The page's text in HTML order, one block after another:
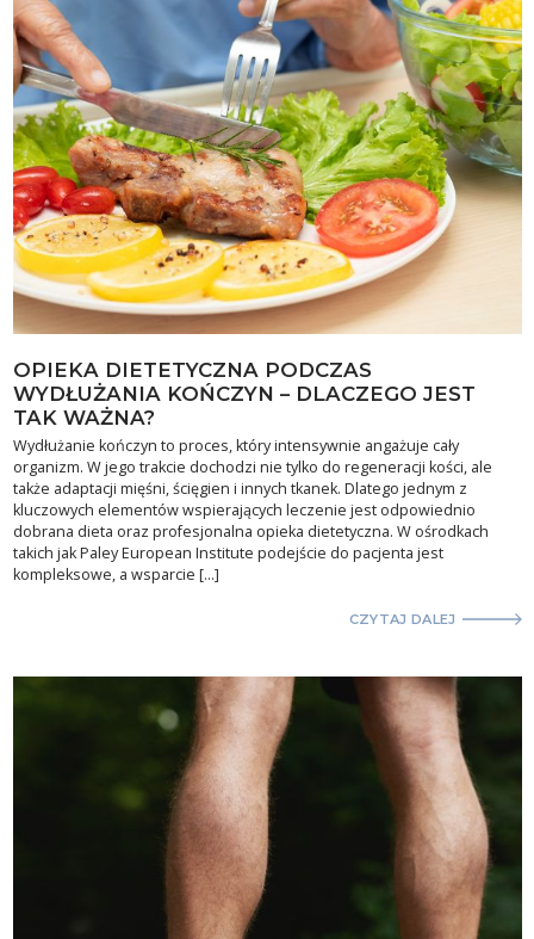
OPIEKA DIETETYCZNA PODCZAS
WYDŁUŻANIA KOŃCZYN – DLACZEGO JEST
TAK WAŻNA?
Wydłużanie kończyn to proces, który intensywnie angażuje cały
organizm. W jego trakcie dochodzi nie tylko do regeneracji kości, ale
także adaptacji mięśni, ścięgien i innych tkanek. Dlatego jednym z
kluczowych elementów wspierających leczenie jest odpowiednio
dobrana dieta oraz profesjonalna opieka dietetyczna. W ośrodkach
takich jak Paley European Institute podejście do pacjenta jest
kompleksowe, a wsparcie […]
CZYTAJ DALEJ